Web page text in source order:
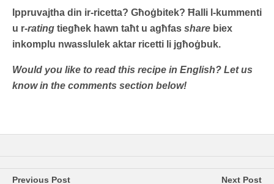
Ippruvajtha din ir-ricetta? Għoġbitek? Ħalli l-kummenti
u r-rating tiegħek hawn taħt u agħfas share biex
inkomplu nwasslulek aktar ricetti li jgħoġbuk.
Would you like to read this recipe in English? Let us
know in the comments section below!
Previous Post Next Post